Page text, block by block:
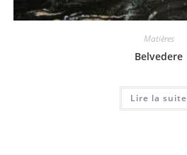
Matières
Belvedere
Lire la suite